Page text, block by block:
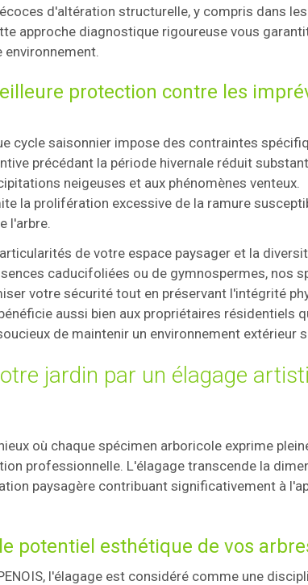
d'altération structurelle, y compris dans
approche diagnostique rigoureuse vous
protection contre les
cycle saisonnier impose des contraintes
précédant la période hivernale réduit
neigeuses et aux phénomènes venteux.
la prolifération excessive de la ramure
l'arbre.
de votre espace paysager et la
caducifoliées ou de gymnospermes, nos
votre sécurité tout en préservant l'intégrité
aussi bien aux propriétaires résidentiels
de maintenir un environnement extérieur
jardin par un élagage
où chaque spécimen arboricole exprime
professionnelle. L'élagage transcende la
paysagère contribuant significativement à
potentiel esthétique de vos
l'élagage est considéré comme une